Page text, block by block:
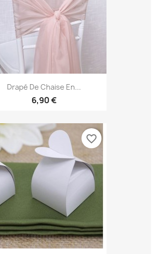
Drapé De Chaise En...
6,90 €
favorite_border